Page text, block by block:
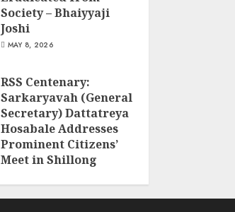
Society – Bhaiyyaji
Joshi
MAY 8, 2026
RSS Centenary:
Sarkaryavah (General
Secretary) Dattatreya
Hosabale Addresses
Prominent Citizens’
Meet in Shillong